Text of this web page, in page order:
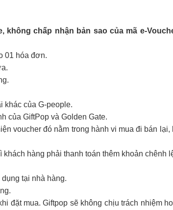
không chấp nhận bản sao của mã e-
01 hóa đơn.
khác của G-people.
của GiftPop và Golden Gate.
voucher đó nằm trong hành vi mua đi bán
hàng phải thanh toán thêm khoản chênh
tại nhà hàng.
đặt mua. Giftpop sẽ không chịu trách nhiệm